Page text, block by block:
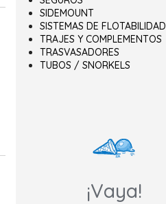
SIDEMOUNT
SISTEMAS DE FLOTABILIDAD
TRAJES Y COMPLEMENTOS
TRASVASADORES
TUBOS / SNORKELS
¡Vaya!